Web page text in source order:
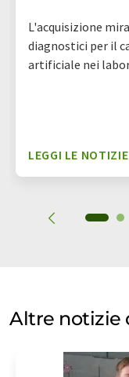
L'acquisizione
diagnostici per il
artificiale nei
LEGGI LE NOTIZIE
Altre notizie